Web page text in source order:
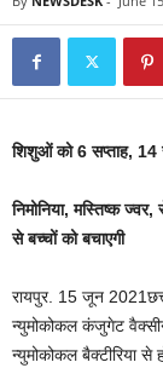
शिशुओं को 6 सप्ताह, 14
निमोनिया, मस्तिष्क ज्वर,
से बच्चों को बचाएगी
रायपुर. 15 जून
न्युमोकोकल कंजुगेट
न्युमोकोकल बैक्टीरिया से